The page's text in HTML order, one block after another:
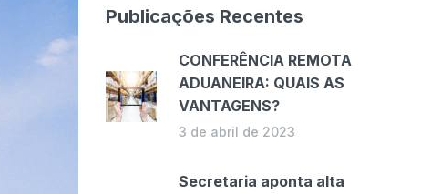
Publicações Recentes
CONFERÊNCIA REMOTA
ADUANEIRA: QUAIS AS
VANTAGENS?
3 de abril de 2023
Secretaria aponta alta